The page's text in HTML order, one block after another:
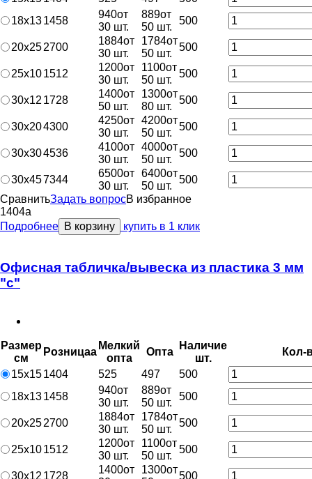
18х131458
940от
30 шт.
889от
50 шт.
500
20х252700
1884от
30 шт.
1784от
50 шт.
500
25х101512
1200от
30 шт.
1100от
50 шт.
500
30х12 1728
1400от
50 шт.
1300от
80 шт.
500
30х204300
4250от
30 шт.
4200от
50 шт.
500
30х304536
4100от
30 шт.
4000от
50 шт.
500
30х457344
6500от
30 шт.
6400от
50 шт.
500
СравнитьЗадать вопросВ избранное
1404a
Подробнее В корзину купить в 1 клик
Офисная табличка/вывеска из пластика 3 мм
"с"
Размер
см
Розницаa
Мелкий
оптa
Оптa
Наличие
шт.
Кол-
15х151404 525 497
500
18х131458
940от
30 шт.
889от
50 шт.
500
20х252700
1884от
30 шт.
1784от
50 шт.
500
25х101512
1200от
30 шт.
1100от
50 шт.
500
30х12 1728
1400от
1300от
500